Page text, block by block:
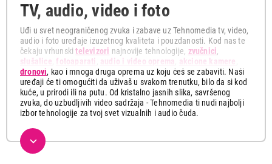
TV, audio, video i foto
Uđi u svet neograničenog zvuka i zabave uz Tehnomedia tv, video,
audio i foto uređaje izuzetnog kvaliteta i pouzdanosti. Kod nas te
čekaju vrhunskitelevizori najnovije tehnologije, zvučnici,
slušalice ,fotoaparati audio i video oprema akcione kamere
dronovi, kao i mnoga druga oprema uz koju ćeš se zabaviti. Naši
uređaji će ti omogućiti da uživaš u svakom trenutku, bilo da si kod
kuće, u prirodi ili na putu. Od kristalno jasnih slika, savršenog
zvuka, do uzbudljivih video sadržaja - Tehnomedia ti nudi najbolji
izbor tehnologije za tvoj svet vizualnih i audio čuda.
Ovde možeš pronaći najnovije multimedijalne uređaje koji će ti
pružiti uzbudljive trenutke sa tvojim najmilijima. Istraži našu
ponudu koja obuhvata širok spektar vrhunskih televizora sa